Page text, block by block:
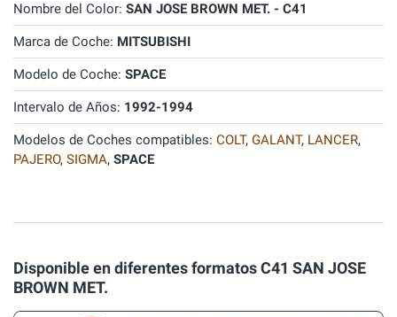
Nombre del Color: SAN JOSE BROWN MET. - C41
Marca de Coche: MITSUBISHI
Modelo de Coche: SPACE
Intervalo de Años: 1992-1994
Modelos de Coches compatibles: COLT, GALANT, LANCER,
PAJERO, SIGMA, SPACE
Disponible en diferentes formatos C41 SAN JOSE
BROWN MET.